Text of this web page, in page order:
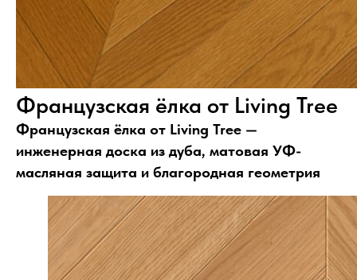
Французская ёлка от Living Tree
Французская ёлка от Living Tree —
инженерная доска из дуба, матовая УФ-
масляная защита и благородная геометрия